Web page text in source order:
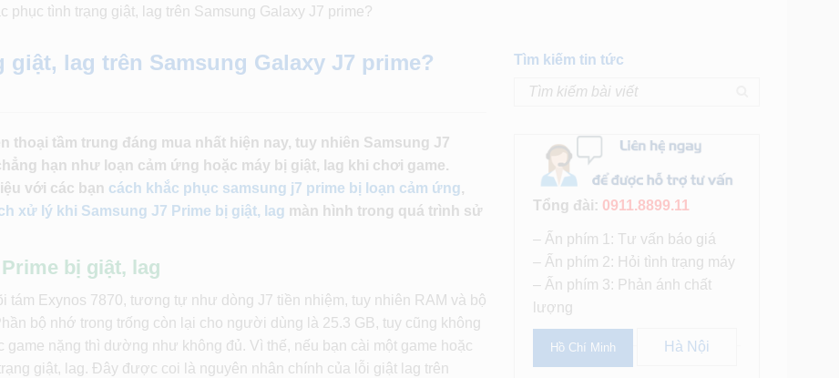
phục tình trạng giật, lag trên Samsung Galaxy J7 prime?
lag trên Samsung Galaxy J7 prime?
tầm trung đáng mua nhất hiện nay, tuy nhiên Samsung J7
hạn như loạn cảm ứng hoặc máy bị giật, lag khi chơi game.
với các bạn cách khắc phục samsung j7 prime bị loạn cảm ứng,
xử lý khi Samsung J7 Prime bị giật, lag màn hình trong quá trình sử
bị giật, lag
tám Exynos 7870, tương tự như dòng J7 tiền nhiệm, tuy nhiên RAM và bộ
bộ nhớ trong trống còn lại cho người dùng là 25.3 GB, tuy cũng không
nặng thì dường như không đủ. Vì thế, nếu bạn cài một game hoặc
giật, lag. Đây được coi là nguyên nhân chính của lỗi giật lag trên
Tìm kiếm tin tức
Tổng đài: 0911.8899.11
– Ấn phím 1: Tư vấn báo giá
– Ấn phím 2: Hỏi tình trạng máy
– Ấn phím 3: Phản ánh chất
lượng
Hồ Chí Minh Hà Nội